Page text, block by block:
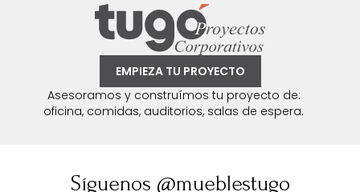
EMPIEZA TU PROYECTO
Asesoramos y construímos tu proyecto de:
oficina, comidas, auditorios, salas de espera.
Síguenos @mueblestugo